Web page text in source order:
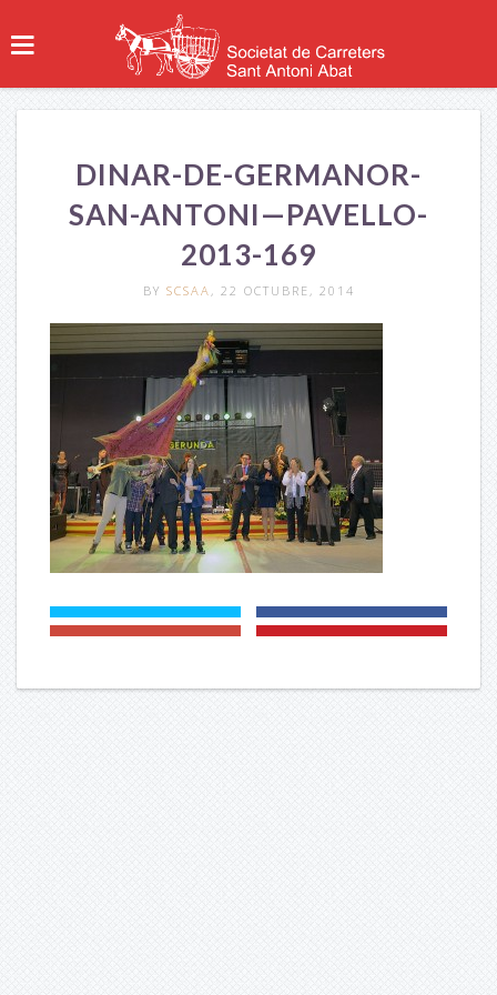
DINAR-DE-GERMANOR-
SAN-ANTONI—PAVELLO-
2013-169
BY SCSAA , 22 OCTUBRE, 2014